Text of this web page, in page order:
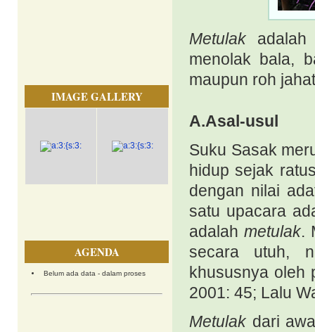
IMAGE GALLERY
AGENDA
Belum ada data - dalam proses
Metulak
menolak bala,
maupun roh
A.Asal-usul
Suku Sasak
hidup sejak
dengan nilai
satu upacara
adalah metulak.
secara utuh,
khususnya oleh
2001: 45; Lalu
Metulak dari